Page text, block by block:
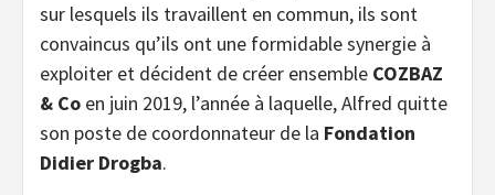
sur lesquels ils travaillent en commun, ils sont
convaincus qu’ils ont une formidable synergie à
exploiter et décident de créer ensemble COZBAZ
& Co en juin 2019, l’année à laquelle, Alfred quitte
son poste de coordonnateur de la Fondation
Didier Drogba.